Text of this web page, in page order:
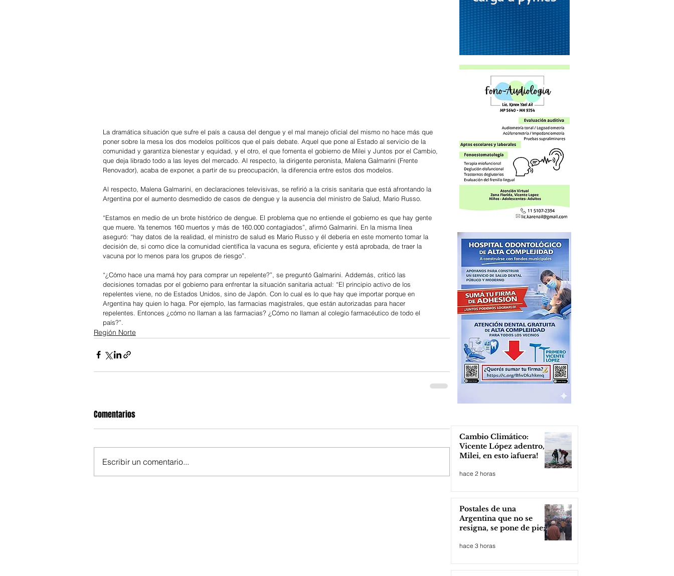
La dramática situación que sufre el país a causa del dengue y el mal manejo oficial del mismo no hace más que
poner sobre la mesa los dos modelos políticos que el país debate. Aquel que pone al Estado al servicio de la
comunidad y garantiza bienestar y equidad, y el otro, el que fomenta el gobierno de Milei y Juntos por el Cambio,
que deja librado todo a las leyes del mercado. Al respecto, la dirigente peronista, Malena Galmarini (Frente
Renovador), acaba de exponer, a partir de su preocupación, la diferencia entre estos dos modelos.
Al respecto, Malena Galmarini, en declaraciones televisivas, se refirió a la crisis sanitaria que está afrontando la
Argentina por el aumento desmedido de casos de dengue y la ausencia del ministro de Salud, Mario Russo.
“Estamos en medio de un brote histórico de dengue. El problema que no entiende el gobierno es que hay gente
que muere. Ya tenemos 160 muertos y más de 160.000 contagiados”, afirmó Galmarini. En la misma línea
aseguró: “hay datos de la realidad, el ministro de salud es Mario Russo y él debería en este momento tomar la
decisión de, si como dice la comunidad científica la vacuna es segura, eficiente y está aprobada, de traer la
vacuna por lo menos para los grupos de riesgo”.
“¿Cómo hace una mamá hoy para comprar un repelente?”, se preguntó Galmarini. Addemás, criticó las
decisiones tomadas por el gobierno para enfrentar la situación sanitaria actual: “El principio activo de los
repelentes viene, no de Estados Unidos, sino de Japón. Con lo cual es lo que hay que importar porque en
Argentina hay quien lo haga. Por ejemplo, las farmacias magistrales, que están autorizadas para hacer
repelentes. Entonces ¿cómo no llaman a las farmacias? ¿Cómo no llaman al colegio farmacéutico de todo el
país?”.
Región Norte
Comentarios
Escribir un comentario...
Cambio Climático:
Vicente López adentro,
Milei, en esto ¡afuera!
hace 2 horas
Postales de una
Argentina que no se
resigna, se pone de pie;
hace 3 horas